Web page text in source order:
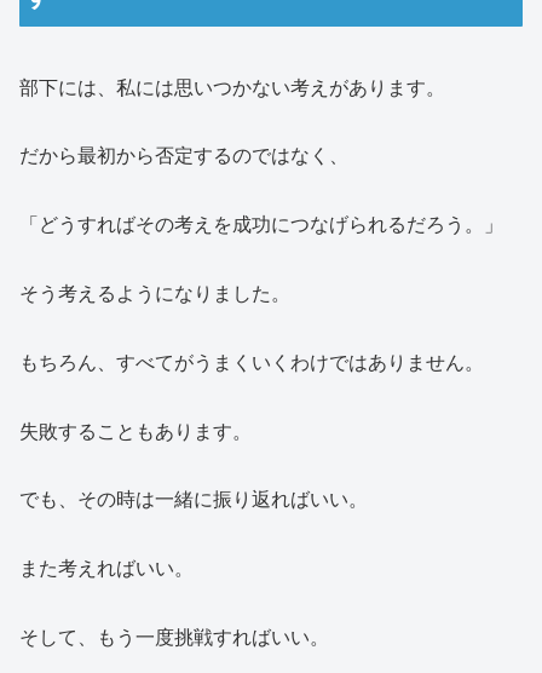
部下には、私には思いつかない考えがあります。
だから最初から否定するのではなく、
「どうすればその考えを成功につなげられるだろう。」
そう考えるようになりました。
もちろん、すべてがうまくいくわけではありません。
失敗することもあります。
でも、その時は一緒に振り返ればいい。
また考えればいい。
そして、もう一度挑戦すればいい。